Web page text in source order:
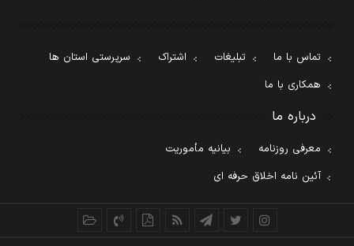
تماس با ما تبلیغات اشتراک
سرپرستی استان ها
همکاری با ما
درباره ما
معرفی روزنامه
بیانیه مأموریت
آئین نامه اخلاق حرفه ای